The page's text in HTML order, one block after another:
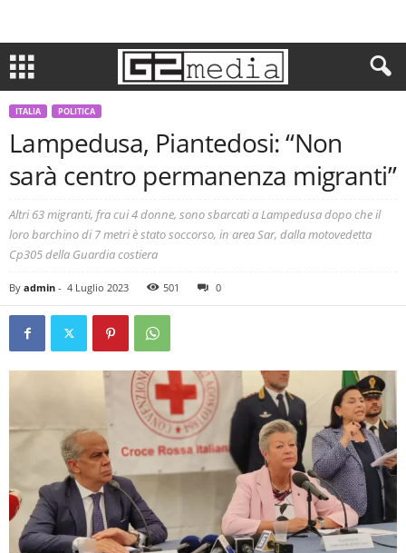
ITALIA POLITICA
Lampedusa, Piantedosi: “Non
sarà centro permanenza migranti”
Altri 63 migranti, fra cui 4 donne, sono sbarcati a Lampedusa dopo che il
loro barchino di 7 metri è stato soccorso, in area Sar, dalla motovedetta
Cp305 della Guardia costiera
By admin - 4 Luglio 2023 501 0